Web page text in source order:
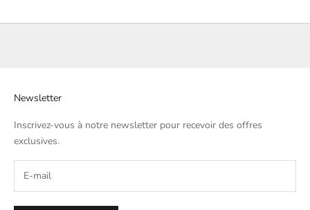
Newsletter
Inscrivez-vous à notre newsletter pour recevoir des offres
exclusives.